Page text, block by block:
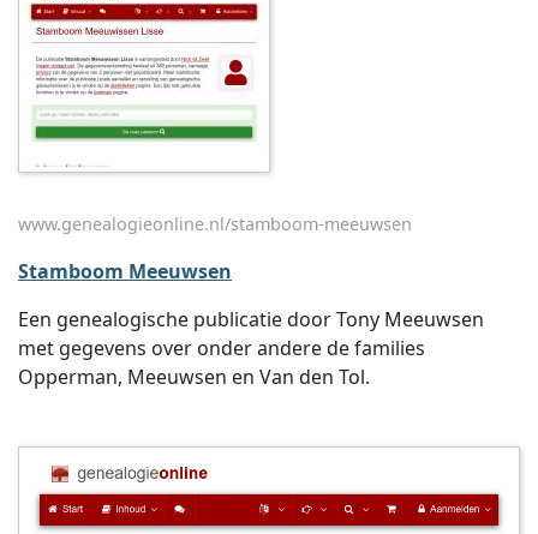
www.genealogieonline.nl/stamboom-meeuwsen
Stamboom Meeuwsen
Een genealogische publicatie door Tony Meeuwsen
met gegevens over onder andere de families
Opperman, Meeuwsen en Van den Tol.